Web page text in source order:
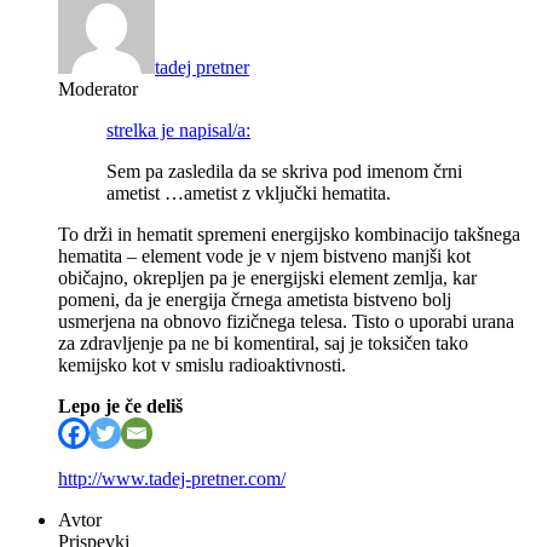
tadej pretner
Moderator
strelka je napisal/a:
Sem pa zasledila da se skriva pod imenom črni
ametist …ametist z vključki hematita.
To drži in hematit spremeni energijsko kombinacijo takšnega
hematita – element vode je v njem bistveno manjši kot
običajno, okrepljen pa je energijski element zemlja, kar
pomeni, da je energija črnega ametista bistveno bolj
usmerjena na obnovo fizičnega telesa. Tisto o uporabi urana
za zdravljenje pa ne bi komentiral, saj je toksičen tako
kemijsko kot v smislu radioaktivnosti.
Lepo je če deliš
http://www.tadej-pretner.com/
Avtor
Prispevki